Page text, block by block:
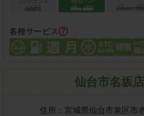
各種サービス
仙台市名坂店
住所： 宮城県仙台市泉区市